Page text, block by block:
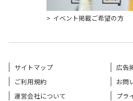
イベント掲載ご希望の方
サイトマップ
広告
ご利用規約
お問
運営会社について
プラ